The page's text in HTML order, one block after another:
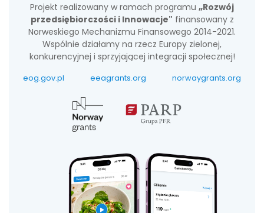
Projekt realizowany w ramach programu „Rozwój
przedsiębiorczości i Innowacje" finansowany z
Norweskiego Mechanizmu Finansowego 2014-2021.
Wspólnie działamy na rzecz Europy zielonej,
konkurencyjnej i sprzyjającej integracji społecznej!
eog.gov.pl eeagrants.org norwaygrants.org